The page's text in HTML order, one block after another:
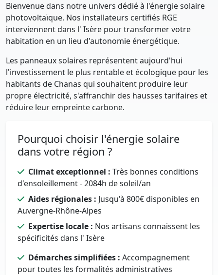
Bienvenue dans notre univers dédié à l'énergie solaire
photovoltaïque. Nos installateurs certifiés RGE
interviennent dans l' Isère pour transformer votre
habitation en un lieu d'autonomie énergétique.
Les panneaux solaires représentent aujourd'hui
l'investissement le plus rentable et écologique pour les
habitants de Chanas qui souhaitent produire leur
propre électricité, s'affranchir des hausses tarifaires et
réduire leur empreinte carbone.
Pourquoi choisir l'énergie solaire
dans votre région ?
Climat exceptionnel : Très bonnes conditions
d'ensoleillement - 2084h de soleil/an
Aides régionales : Jusqu'à 800€ disponibles en
Auvergne-Rhône-Alpes
Expertise locale : Nos artisans connaissent les
spécificités dans l' Isère
Démarches simplifiées : Accompagnement
pour toutes les formalités administratives